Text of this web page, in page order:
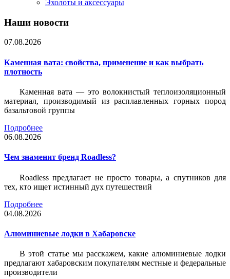
Эхолоты и аксессуары
Наши новости
07.08.2026
Каменная вата: свойства, применение и как выбрать
плотность
Каменная вата — это волокнистый теплоизоляционный
материал, производимый из расплавленных горных пород
базальтовой группы
Подробнее
06.08.2026
Чем знаменит бренд Roadless?
Roadless предлагает не просто товары, а спутников для
тех, кто ищет истинный дух путешествий
Подробнее
04.08.2026
Алюминиевые лодки в Хабаровске
В этой статье мы расскажем, какие алюминиевые лодки
предлагают хабаровским покупателям местные и федеральные
производители